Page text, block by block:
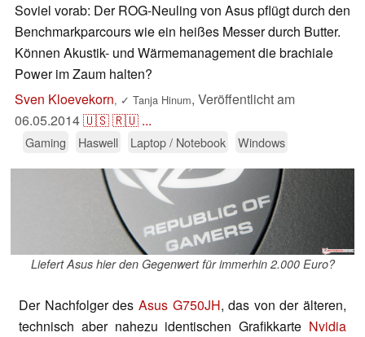
Soviel vorab: Der ROG-Neuling von Asus pflügt durch den
Benchmarkparcours wie ein heißes Messer durch Butter.
Können Akustik- und Wärmemanagement die brachiale
Power im Zaum halten?
Sven Kloevekorn, ✓ Tanja Hinum, Veröffentlicht am
06.05.2014🇺🇸🇷🇺 ...
Gaming Haswell Laptop / Notebook Windows
Liefert Asus hier den Gegenwert für immerhin 2.000 Euro?
Der Nachfolger des Asus G750JH, das von der älteren,
technisch aber nahezu identischen Grafikkarte Nvidia